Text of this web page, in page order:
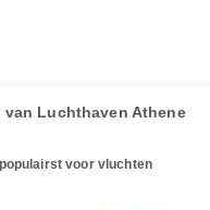
Luchthaven Athene
voor vluchten